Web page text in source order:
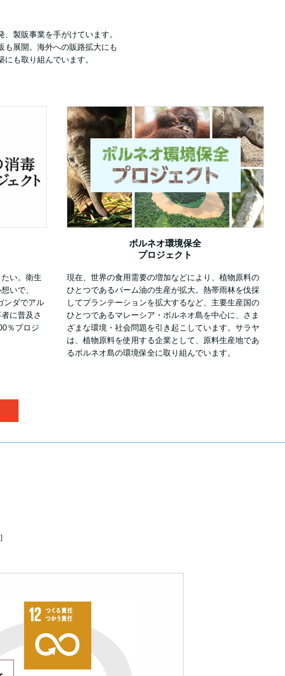
製販事業を手がけています。
も展開。海外への販路拡大にも
も取り組んでいます。
い。衛生
いで、
ンダでアル
に普及さ
％プロジ
ボルネオ環境保全
プロジェクト
現在、世界の食用需要の増加などにより、植物原料の
ひとつであるパーム油の生産が拡大。熱帯雨林を伐採
してプランテーションを拡大するなど、主要生産国の
ひとつであるマレーシア・ボルネオ島を中心に、さま
ざまな環境・社会問題を引き起こしています。サラヤ
は、植物原料を使用する企業として、原料生産地であ
るボルネオ島の環境保全に取り組んでいます。